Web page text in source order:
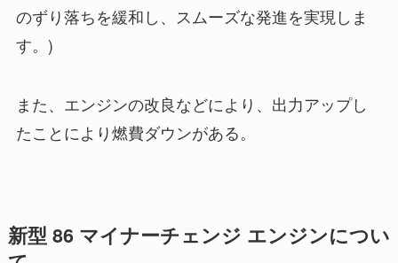
のずり落ちを緩和し、スムーズな発進を実現しま
す。)
また、エンジンの改良などにより、出力アップし
たことにより燃費ダウンがある。
新型 86 マイナーチェンジ エンジンについ